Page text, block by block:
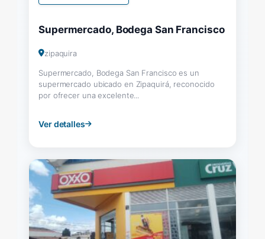
Supermercado, Bodega San Francisco
zipaquira
Supermercado, Bodega San Francisco es un
supermercado ubicado en Zipaquirá, reconocido
por ofrecer una excelente...
Ver detalles